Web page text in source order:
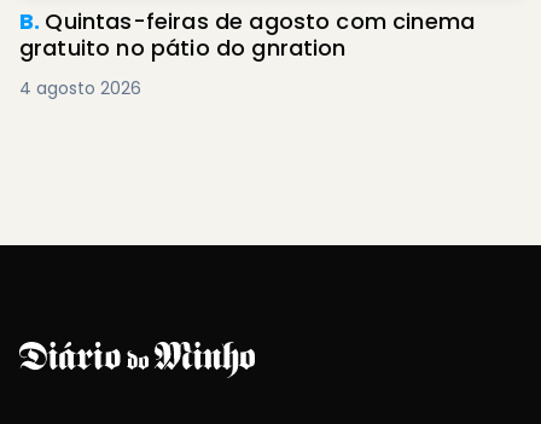
B. Quintas-feiras de agosto com cinema
gratuito no pátio do gnration
4 agosto 2026